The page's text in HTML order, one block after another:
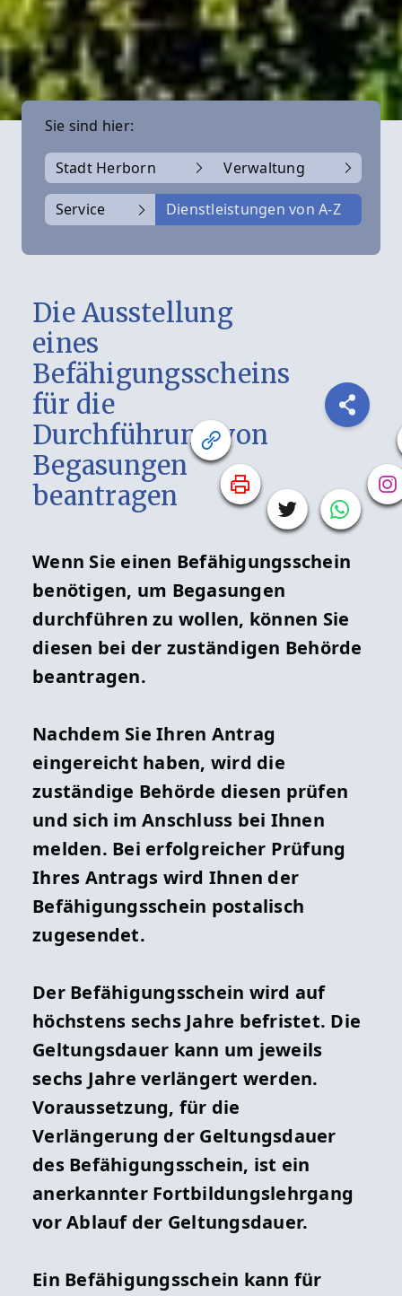
Sie sind hier:
Stadt Herborn Verwaltung
Service Dienstleistungen von A-Z
Die Ausstellung
eines
Befähigungsscheins
für die
Durchführung von
Begasungen
beantragen
Wenn Sie einen Befähigungsschein
benötigen, um Begasungen
durchführen zu wollen, können Sie
diesen bei der zuständigen Behörde
beantragen.
Nachdem Sie Ihren Antrag
eingereicht haben, wird die
zuständige Behörde diesen prüfen
und sich im Anschluss bei Ihnen
melden. Bei erfolgreicher Prüfung
Ihres Antrags wird Ihnen der
Befähigungsschein postalisch
zugesendet.
Der Befähigungsschein wird auf
höchstens sechs Jahre befristet. Die
Geltungsdauer kann um jeweils
sechs Jahre verlängert werden.
Voraussetzung, für die
Verlängerung der Geltungsdauer
des Befähigungsschein, ist ein
anerkannter Fortbildungslehrgang
vor Ablauf der Geltungsdauer.
Ein Befähigungsschein kann für